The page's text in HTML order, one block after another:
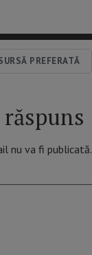
PREFERATĂ
nu va fi publicată.